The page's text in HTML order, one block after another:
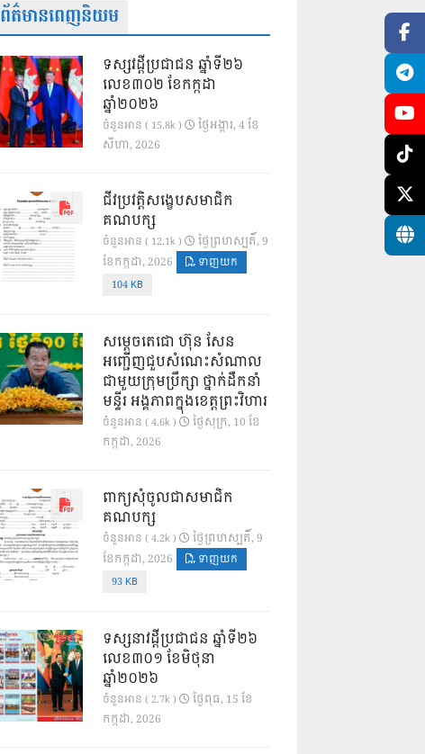
ព័ត៌មានពេញនិយម
ទស្សវដ្តីប្រជាជន ឆ្នាំទី២៦
លេខ៣០២ ខែកក្កដា
ឆ្នាំ២០២៦
ចំនួនអាន ( 15.8k )
ថ្ងៃ​អង្គារ, 4 ខែ​
សីហា, 2026
ជីវប្រវត្តិសង្ខេបសមាជិក
គណបក្ស
ចំនួនអាន ( 12.1k )
ថ្ងៃ​ព្រហស្បតិ៍, 9
ខែ​កក្កដា, 2026
ទាញយក
104 KB
សម្តេចតេជោ ហ៊ុន សែន
អញ្ជើញជួបសំណេះសំណាល
ជាមួយក្រុមប្រឹក្សា ថ្នាក់ដឹកនាំ
មន្ទីរ អង្គភាពក្នុងខេត្តព្រះវិហារ
ចំនួនអាន ( 4.6k )
ថ្ងៃ​សុក្រ, 10 ខែ​
កក្កដា, 2026
ពាក្យសុំចូលជាសមាជិក
គណបក្ស
ចំនួនអាន ( 4.2k )
ថ្ងៃ​ព្រហស្បតិ៍, 9
ខែ​កក្កដា, 2026
ទាញយក
93 KB
ទស្សនាវដ្ដីប្រជាជន ឆ្នាំទី២៦
លេខ៣០១ ខែមិថុនា
ឆ្នាំ២០២៦
ចំនួនអាន ( 2.7k )
ថ្ងៃ​ពុធ, 15 ខែ​
កក្កដា, 2026